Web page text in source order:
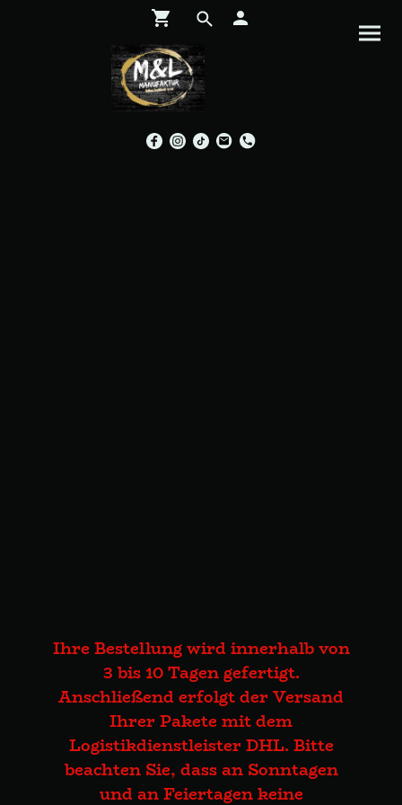
Ihre Bestellung wird innerhalb von
3 bis 10 Tagen gefertigt.
Anschließend erfolgt der Versand
Ihrer Pakete mit dem
Logistikdienstleister DHL. Bitte
beachten Sie, dass an Sonntagen
und an Feiertagen keine